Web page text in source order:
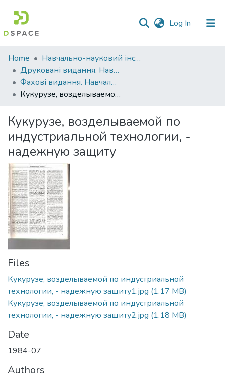
Log In (current)
Communities
&
Collections
All of DSpace
Statistics
Home
Навчально-науковий інститут агротехнологій, селекції та екології
Друковані видання. Навчально-науковий інститут агротехнологій, селекції та екології
Фахові видання. Навчально-науковий інститут агротехнологій, селекції та екології
Кукурузе, возделываемой по индустриальной технологии, - надежную защиту
Кукурузе, возделываемой по
индустриальной технологии, -
надежную защиту
Files
Кукурузе, возделываемой по индустриальной
технологии, - надежную защиту1.jpg (1.17 MB)
Кукурузе, возделываемой по индустриальной
технологии, - надежную защиту2.jpg (1.18 MB)
Date
1984-07
Authors